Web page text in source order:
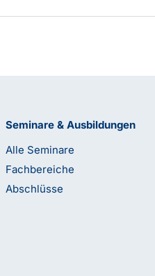
Seminare & Ausbildungen
Alle Seminare
Fachbereiche
Abschlüsse